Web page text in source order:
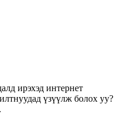
ирэхэд интернет
үзүүлж болох уу?